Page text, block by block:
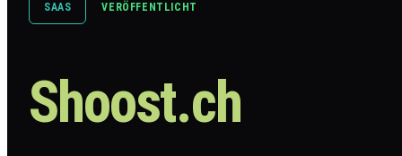
SAAS VERÖFFENTLICHT
Shoost.ch